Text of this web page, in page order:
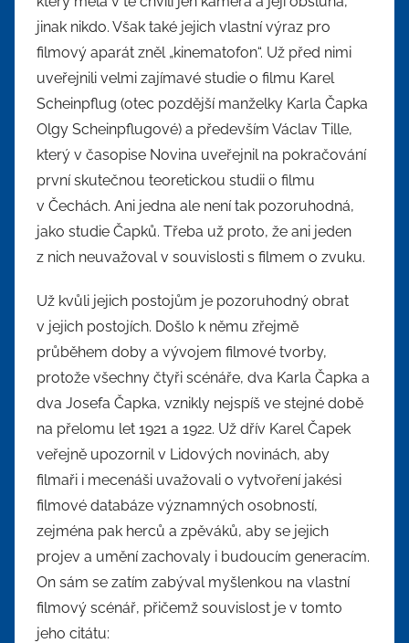
jinak nikdo. Však také jejich vlastní výraz pro
filmový aparát zněl „kinematofon“. Už před nimi
uveřejnili velmi zajímavé studie o filmu Karel
Scheinpflug (otec pozdější manželky Karla Čapka
Olgy Scheinpflugové) a především Václav Tille,
který v časopise Novina uveřejnil na pokračování
první skutečnou teoretickou studii o filmu
v Čechách. Ani jedna ale není tak pozoruhodná,
jako studie Čapků. Třeba už proto, že ani jeden
z nich neuvažoval v souvislosti s filmem o zvuku.
Už kvůli jejich postojům je pozoruhodný obrat
v jejich postojích. Došlo k němu zřejmě
průběhem doby a vývojem filmové tvorby,
protože všechny čtyři scénáře, dva Karla Čapka a
dva Josefa Čapka, vznikly nejspíš ve stejné době
na přelomu let 1921 a 1922. Už dřív Karel Čapek
veřejně upozornil v Lidových novinách, aby
filmaři i mecenáši uvažovali o vytvoření jakési
filmové databáze významných osobností,
zejména pak herců a zpěváků, aby se jejich
projev a umění zachovaly i budoucím generacím.
On sám se zatím zabýval myšlenkou na vlastní
filmový scénář, přičemž souvislost je v tomto
jeho citátu: